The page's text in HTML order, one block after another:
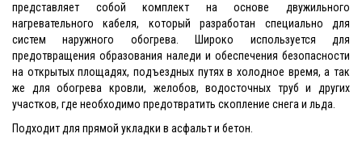
представляет собой комплект на основе двужильного
нагревательного кабеля, который разработан специально для
систем наружного обогрева. Широко используется для
предотвращения образования наледи и обеспечения безопасности
на открытых площадях, подъездных путях в холодное время, а так
же для обогрева кровли, желобов, водосточных труб и других
участков, где необходимо предотвратить скопление снега и льда.
Подходит для прямой укладки в асфальт и бетон.